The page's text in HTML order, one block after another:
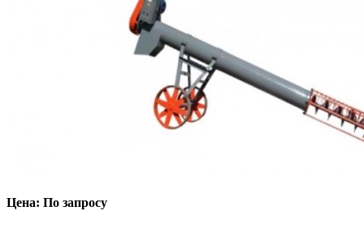
Цена: По запросу